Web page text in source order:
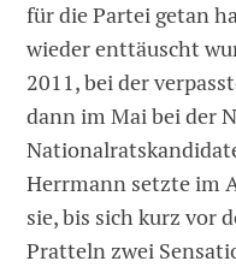
für die Partei getan
wieder enttäuscht
2011, bei der
dann im Mai bei der
Herrmann setzte im
sie, bis sich kurz vor
Pratteln zwei